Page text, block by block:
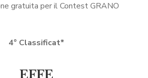
gratuita per il Contest GRANO
4° Classificat*
EFFE